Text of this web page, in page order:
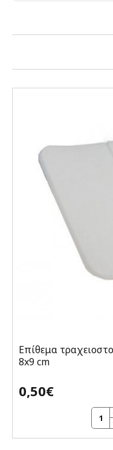
Επίθεμα
8x9 cm
0,50€